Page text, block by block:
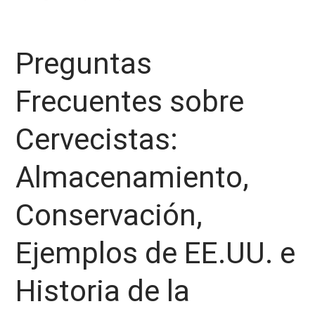
Preguntas
Frecuentes sobre
Cervecistas:
Almacenamiento,
Conservación,
Ejemplos de EE.UU. e
Historia de la